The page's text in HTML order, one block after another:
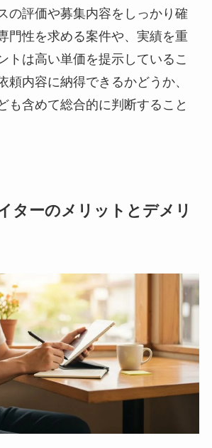
の評価や募集内容をしっかり確
門性を求める案件や、実績を重
トは高い単価を提示しているこ
頼内容に納得できるかどうか、
も含めて総合的に判断すること
ターのメリットとデメリ